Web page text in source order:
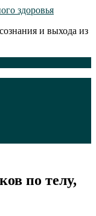
здоровья
и выхода из
по телу,